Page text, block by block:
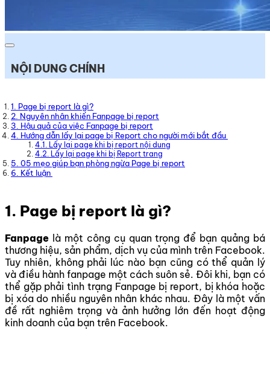
NỘI DUNG CHÍNH
1. Page bị report là gì?
2. Nguyên nhân khiến Fanpage bị report
3. Hậu quả của việc Fanpage bị report
4. Hướng dẫn lấy lại page bị Report cho người mới bắt đầu
4.1. Lấy lại page khi bị report nội dung
4.2. Lấy lại page khi bị Report trang
5. 05 mẹo giúp bạn phòng ngừa Page bị report
6. Kết luận
1. Page bị report là gì?
Fanpage là một công cụ quan trọng để bạn quảng bá
thương hiệu, sản phẩm, dịch vụ của mình trên Facebook.
Tuy nhiên, không phải lúc nào bạn cũng có thể quản lý
và điều hành fanpage một cách suôn sẻ. Đôi khi, bạn có
thể gặp phải tình trạng Fanpage bị report, bị khóa hoặc
bị xóa do nhiều nguyên nhân khác nhau. Đây là một vấn
đề rất nghiêm trọng và ảnh hưởng lớn đến hoạt động
kinh doanh của bạn trên Facebook.